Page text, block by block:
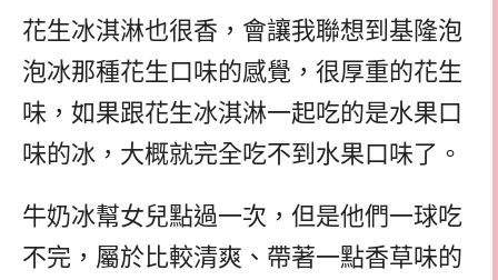
花生冰淇淋也很香，會讓我聯想到基隆泡
泡冰那種花生口味的感覺，很厚重的花生
味，如果跟花生冰淇淋一起吃的是水果口
味的冰，大概就完全吃不到水果口味了。
牛奶冰幫女兒點過一次，但是他們一球吃
不完，屬於比較清爽、帶著一點香草味的